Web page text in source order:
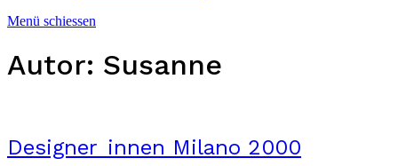
Menü schiessen
Autor: Susanne
Designer_innen Milano 2000